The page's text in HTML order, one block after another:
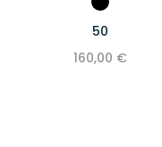
50
160,00 €